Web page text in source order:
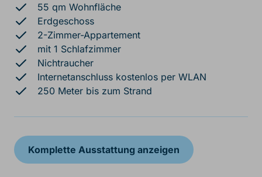
55 qm Wohnfläche
Erdgeschoss
2-Zimmer-Appartement
mit 1 Schlafzimmer
Nichtraucher
Internetanschluss kostenlos per WLAN
250 Meter bis zum Strand
Komplette Ausstattung anzeigen